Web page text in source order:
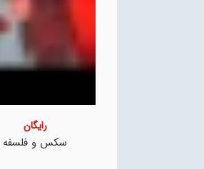
مردی که با برف آمد
رایگان